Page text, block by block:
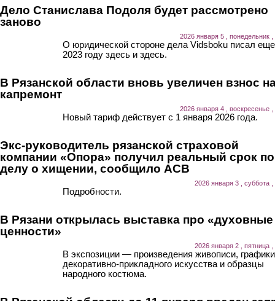
Дело Станислава Подоля будет рассмотрено
заново
2026 января 5 , понедельник ,
О юридической стороне дела Vidsboku писал
2023 году здесь и здесь.
В Рязанской области вновь увеличен взнос
капремонт
2026 января 4 , воскресенье ,
Новый тариф действует с 1 января 2026 года.
Экс-руководитель рязанской страховой
компании «Опора» получил реальный срок по
делу о хищении, сообщило АСВ
2026 января 3 , суббота ,
Подробности.
В Рязани открылась выставка про «духовные
ценности»
2026 января 2 , пятница ,
В экспозиции — произведения живописи,
декоративно-прикладного искусства и образцы
народного костюма.